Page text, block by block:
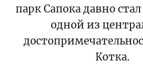
парк Сапока давно
одной из
Котка.